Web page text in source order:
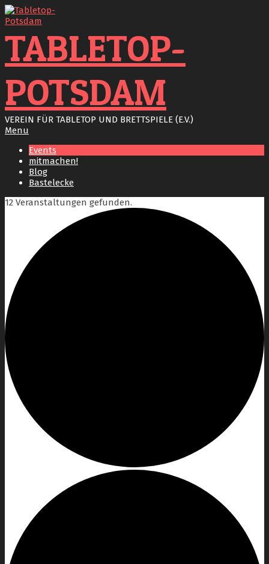
Skip
to
TABLETOP-
POTSDAM
VEREIN FÜR TABLETOP UND BRETTSPIELE (E.V.)
Primary
Menu
Menu
Events
mitmachen!
Blog
Bastelecke
12 Veranstaltungen gefunden.